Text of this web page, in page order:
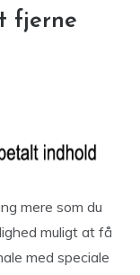
fjerne
mere som du
muligt at få
med speciale